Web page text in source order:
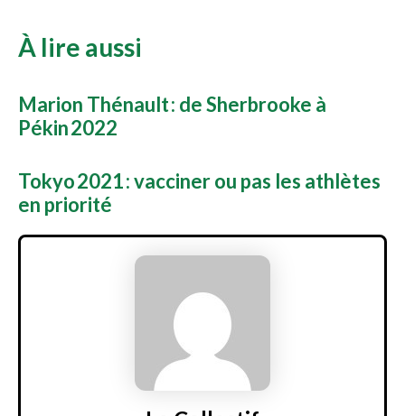
À lire aussi
Marion Thénault : de Sherbrooke à
Pékin 2022
Tokyo 2021 : vacciner ou pas les athlètes
en priorité